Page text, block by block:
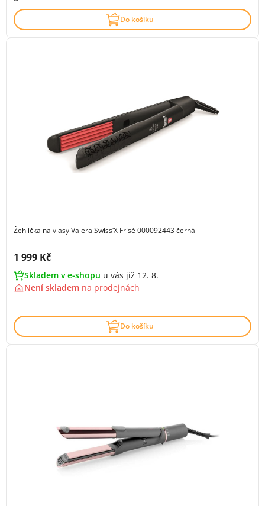
Do košíku
Žehlička na vlasy Valera SwissʹX Frisé 000092443 černá
Cena s DPH:
1 999 Kč
Skladem v e-shopu u vás již 12. 8.
Není skladem na prodejnách
Do košíku